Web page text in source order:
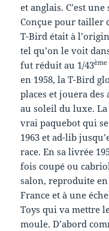
et anglais. C’est
Conçue pour tailler
T-Bird était à
tel qu’on le voit
fut réduit au 1/43ème
en 1958, la T-Bird
places et jouera
au soleil du luxe. La
vrai paquebot qui
1963 et ad-lib
race. En sa livrée
fois coupé ou
salon, reproduite
France et à une
Toys qui va mettre
moule. D’abord